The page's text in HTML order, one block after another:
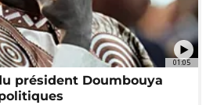
01:05
président Doumbouya